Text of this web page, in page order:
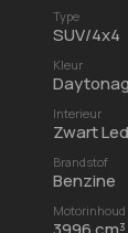
Type
SUV/4x4
Kleur
Interieur
Zwart
Brandstof
Benzine
Motorinhoud